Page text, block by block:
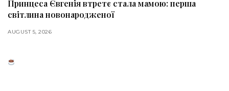
Принцеса Євгенія втретє стала мамою: перша
світлина новонародженої
AUGUST 5, 2026